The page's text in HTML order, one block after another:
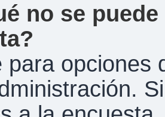
no se
para opciones